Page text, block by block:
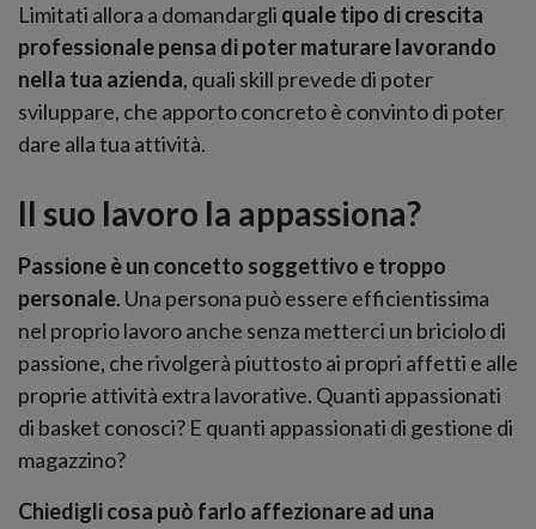
Limitati allora a domandargli quale tipo di crescita
professionale pensa di poter maturare lavorando
nella tua azienda, quali skill prevede di poter
sviluppare, che apporto concreto è convinto di poter
dare alla tua attività.
Il suo lavoro la appassiona?
Passione è un concetto soggettivo e troppo
personale. Una persona può essere efficientissima
nel proprio lavoro anche senza metterci un briciolo di
passione, che rivolgerà piuttosto ai propri affetti e alle
proprie attività extra lavorative. Quanti appassionati
di basket conosci? E quanti appassionati di gestione di
magazzino?
Chiedigli cosa può farlo affezionare ad una